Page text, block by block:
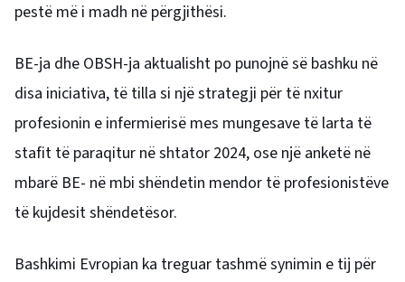
pestë më i madh në përgjithësi.
BE-ja dhe OBSH-ja aktualisht po punojnë së bashku në
disa iniciativa, të tilla si një strategji për të nxitur
profesionin e infermierisë mes mungesave të larta të
stafit të paraqitur në shtator 2024, ose një anketë në
mbarë BE- në mbi shëndetin mendor të profesionistëve
të kujdesit shëndetësor.
Bashkimi Evropian ka treguar tashmë synimin e tij për